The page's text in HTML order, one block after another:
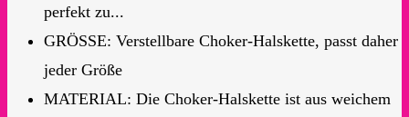
perfekt zu...
GRÖSSE: Verstellbare Choker-Halskette, passt daher
jeder Größe
MATERIAL: Die Choker-Halskette ist aus weichem